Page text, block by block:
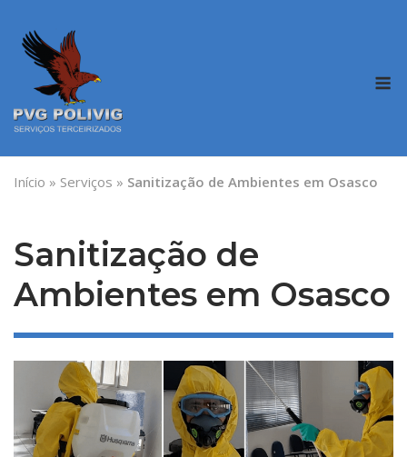
content
Início » Serviços » Sanitização de Ambientes em Osasco
Sanitização de
Ambientes em Osasco